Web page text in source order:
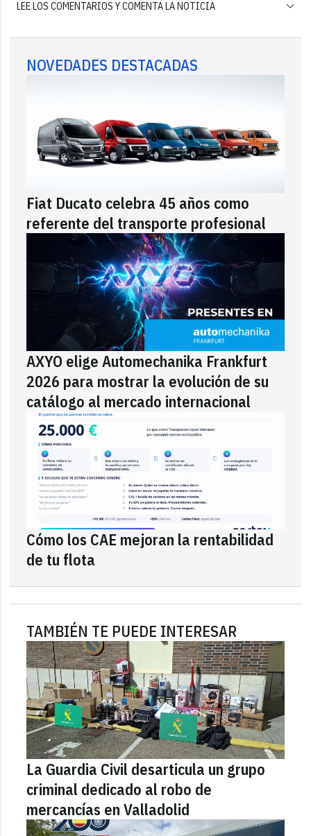
LEE LOS COMENTARIOS Y COMENTA LA NOTICIA
NOVEDADES DESTACADAS
Fiat Ducato celebra 45 años como
referente del transporte profesional
AXYO elige Automechanika Frankfurt
2026 para mostrar la evolución de su
catálogo al mercado internacional
Cómo los CAE mejoran la rentabilidad
de tu flota
TAMBIÉN TE PUEDE INTERESAR
La Guardia Civil desarticula un grupo
criminal dedicado al robo de
mercancías en Valladolid